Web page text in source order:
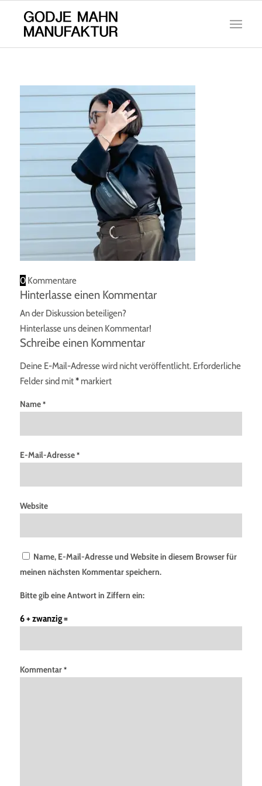
0 Kommentare
Hinterlasse einen Kommentar
An der Diskussion beteiligen?
Hinterlasse uns deinen Kommentar!
Schreibe einen Kommentar
Deine E-Mail-Adresse wird nicht veröffentlicht. Erforderliche
Felder sind mit*markiert
Name*
E-Mail-Adresse*
Website
Name, E-Mail-Adresse und Website in diesem Browser für
meinen nächsten Kommentar speichern.
Bitte gib eine Antwort in Ziffern ein:
6 + zwanzig =
Kommentar*